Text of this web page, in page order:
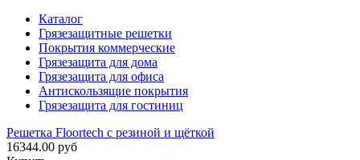
Каталог
Грязезащитные решетки
Покрытия коммерческие
Грязезащита для дома
Грязезащита для офиса
Антискользящие покрытия
Грязезащита для гостиниц
Решетка Floortech с резиной и щёткой
16344.00 руб